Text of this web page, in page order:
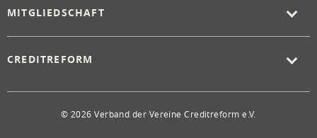
MITGLIEDSCHAFT
CREDITREFORM
© 2026 Verband der Vereine Creditreform e.V.